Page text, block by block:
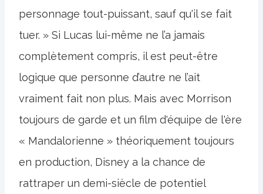
personnage tout-puissant, sauf qu'il se fait
tuer. » Si Lucas lui-même ne l’a jamais
complètement compris, il est peut-être
logique que personne d’autre ne l’ait
vraiment fait non plus. Mais avec Morrison
toujours de garde et un film d'équipe de l'ère
« Mandalorienne » théoriquement toujours
en production, Disney a la chance de
rattraper un demi-siècle de potentiel